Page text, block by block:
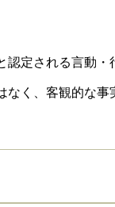
認定される言動
なく、客観的な